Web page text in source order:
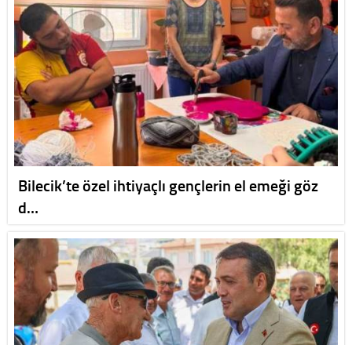
Bilecik’te özel ihtiyaçlı gençlerin el emeği göz
d…